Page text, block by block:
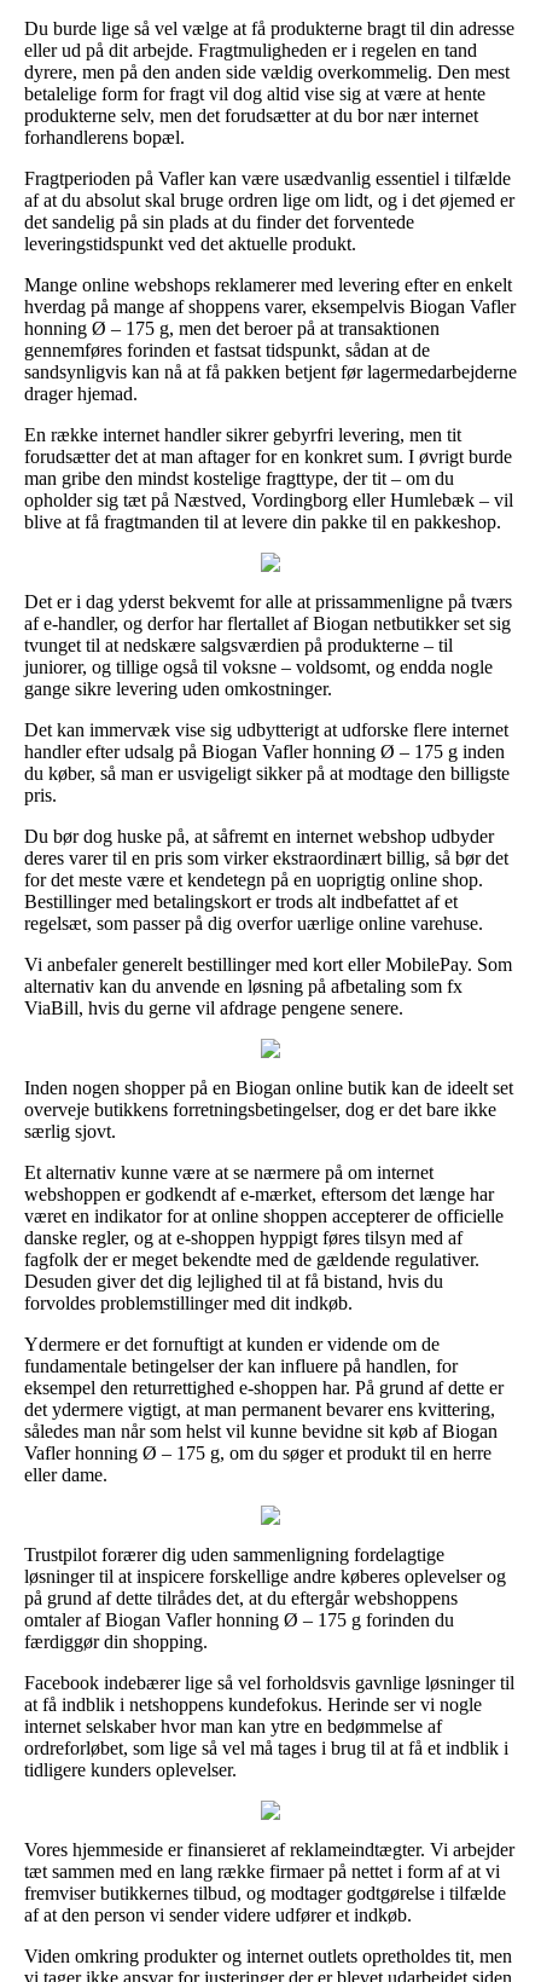
Du burde lige så vel vælge at få produkterne bragt til din adresse
eller ud på dit arbejde. Fragtmuligheden er i regelen en tand
dyrere, men på den anden side vældig overkommelig. Den mest
betalelige form for fragt vil dog altid vise sig at være at hente
produkterne selv, men det forudsætter at du bor nær internet
forhandlerens bopæl.
Fragtperioden på Vafler kan være usædvanlig essentiel i tilfælde
af at du absolut skal bruge ordren lige om lidt, og i det øjemed er
det sandelig på sin plads at du finder det forventede
leveringstidspunkt ved det aktuelle produkt.
Mange online webshops reklamerer med levering efter en enkelt
hverdag på mange af shoppens varer, eksempelvis Biogan Vafler
honning Ø – 175 g, men det beroer på at transaktionen
gennemføres forinden et fastsat tidspunkt, sådan at de
sandsynligvis kan nå at få pakken betjent før lagermedarbejderne
drager hjemad.
En række internet handler sikrer gebyrfri levering, men tit
forudsætter det at man aftager for en konkret sum. I øvrigt burde
man gribe den mindst kostelige fragttype, der tit – om du
opholder sig tæt på Næstved, Vordingborg eller Humlebæk – vil
blive at få fragtmanden til at levere din pakke til en pakkeshop.
Det er i dag yderst bekvemt for alle at prissammenligne på tværs
af e-handler, og derfor har flertallet af Biogan netbutikker set sig
tvunget til at nedskære salgsværdien på produkterne – til
juniorer, og tillige også til voksne – voldsomt, og endda nogle
gange sikre levering uden omkostninger.
Det kan immervæk vise sig udbytterigt at udforske flere internet
handler efter udsalg på Biogan Vafler honning Ø – 175 g inden
du køber, så man er usvigeligt sikker på at modtage den billigste
pris.
Du bør dog huske på, at såfremt en internet webshop udbyder
deres varer til en pris som virker ekstraordinært billig, så bør det
for det meste være et kendetegn på en uoprigtig online shop.
Bestillinger med betalingskort er trods alt indbefattet af et
regelsæt, som passer på dig overfor uærlige online varehuse.
Vi anbefaler generelt bestillinger med kort eller MobilePay. Som
alternativ kan du anvende en løsning på afbetaling som fx
ViaBill, hvis du gerne vil afdrage pengene senere.
Inden nogen shopper på en Biogan online butik kan de ideelt set
overveje butikkens forretningsbetingelser, dog er det bare ikke
særlig sjovt.
Et alternativ kunne være at se nærmere på om internet
webshoppen er godkendt af e-mærket, eftersom det længe har
været en indikator for at online shoppen accepterer de officielle
danske regler, og at e-shoppen hyppigt føres tilsyn med af
fagfolk der er meget bekendte med de gældende regulativer.
Desuden giver det dig lejlighed til at få bistand, hvis du
forvoldes problemstillinger med dit indkøb.
Ydermere er det fornuftigt at kunden er vidende om de
fundamentale betingelser der kan influere på handlen, for
eksempel den returrettighed e-shoppen har. På grund af dette er
det ydermere vigtigt, at man permanent bevarer ens kvittering,
således man når som helst vil kunne bevidne sit køb af Biogan
Vafler honning Ø – 175 g, om du søger et produkt til en herre
eller dame.
Trustpilot forærer dig uden sammenligning fordelagtige
løsninger til at inspicere forskellige andre køberes oplevelser og
på grund af dette tilrådes det, at du eftergår webshoppens
omtaler af Biogan Vafler honning Ø – 175 g forinden du
færdiggør din shopping.
Facebook indebærer lige så vel forholdsvis gavnlige løsninger til
at få indblik i netshoppens kundefokus. Herinde ser vi nogle
internet selskaber hvor man kan ytre en bedømmelse af
ordreforløbet, som lige så vel må tages i brug til at få et indblik i
tidligere kunders oplevelser.
Vores hjemmeside er finansieret af reklameindtægter. Vi arbejder
tæt sammen med en lang række firmaer på nettet i form af at vi
fremviser butikkernes tilbud, og modtager godtgørelse i tilfælde
af at den person vi sender videre udfører et indkøb.
Viden omkring produkter og internet outlets opretholdes tit, men